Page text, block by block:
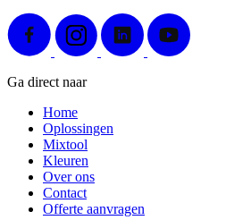
Ga direct naar
Home
Oplossingen
Mixtool
Kleuren
Over ons
Contact
Offerte aanvragen